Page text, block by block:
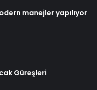
manejler yapılıyor
Güreşleri